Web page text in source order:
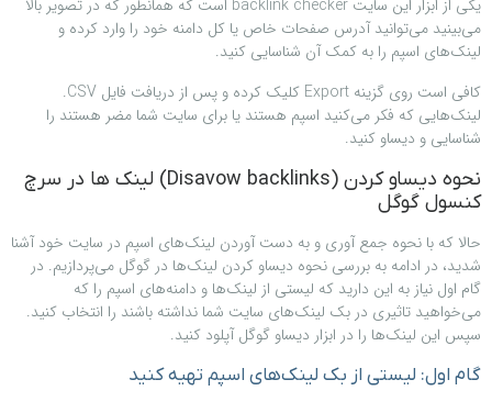
یکی از ابزار این سایت backlink checker است که همانطور که در تصویر بالا
می‌بینید می‌توانید آدرس صفحات خاص یا کل دامنه خود را وارد کرده و
لینک‌های اسپم را به کمک آن شناسایی کنید.
کافی است روی گزینه Export کلیک کرده و پس از دریافت فایل CSV.
لینک‌هایی که فکر می‌کنید اسپم هستند یا برای سایت شما مضر هستند را
شناسایی و دیساو کنید.
نحوه دیساو کردن (Disavow backlinks) لینک ها در سرچ
کنسول گوگل
حالا که با نحوه جمع آوری و به دست آوردن لینک‌های اسپم در سایت خود آشنا
شدید، در ادامه به بررسی نحوه دیساو کردن لینک‌ها در گوگل می‌پردازیم. در
گام اول نیاز به این دارید که لیستی از لینک‌ها و دامنه‌های اسپم را که
می‌خواهید تاثیری در بک لینک‌های سایت شما نداشته باشند را انتخاب کنید.
سپس این لینک‌ها را در ابزار دیساو گوگل آپلود کنید.
گام اول: لیستی از بک لینک‌های اسپم تهیه کنید